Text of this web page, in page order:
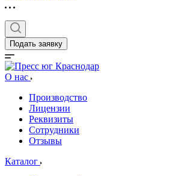
Подать заявку
О нас
Производство
Лицензии
Реквизиты
Сотрудники
Отзывы
Каталог